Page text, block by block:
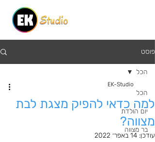
פוסט
הכל
יום הולדת
בר מצווה
הכל
למה כדאי להפיק מצגת לבת
מצווה?
EK-Studio
עודכן: 14 באפר׳ 2022